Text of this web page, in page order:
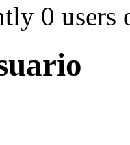
0 users